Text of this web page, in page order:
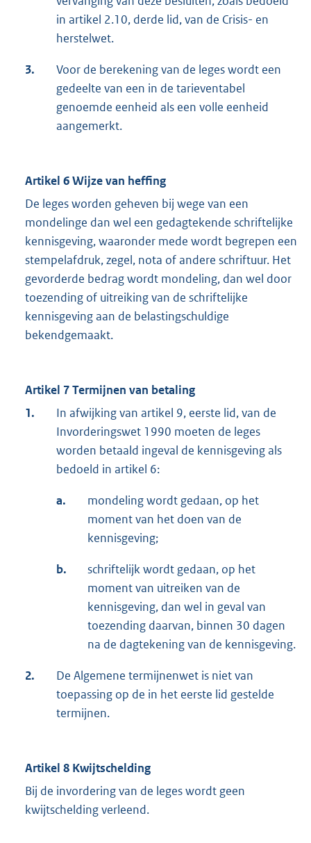
in artikel 2.10, derde lid, van de Crisis- en
herstelwet.
3.
Voor de berekening van de leges wordt een
gedeelte van een in de tarieventabel
genoemde eenheid als een volle eenheid
aangemerkt.
Artikel 6 Wijze van heffing
De leges worden geheven bij wege van een
mondelinge dan wel een gedagtekende schriftelijke
kennisgeving, waaronder mede wordt begrepen een
stempelafdruk, zegel, nota of andere schriftuur. Het
gevorderde bedrag wordt mondeling, dan wel door
toezending of uitreiking van de schriftelijke
kennisgeving aan de belastingschuldige
bekendgemaakt.
Artikel 7 Termijnen van betaling
1.
In afwijking van artikel 9, eerste lid, van de
Invorderingswet 1990 moeten de leges
worden betaald ingeval de kennisgeving als
bedoeld in artikel 6:
a.
mondeling wordt gedaan, op het
moment van het doen van de
kennisgeving;
b.
schriftelijk wordt gedaan, op het
moment van uitreiken van de
kennisgeving, dan wel in geval van
toezending daarvan, binnen 30 dagen
na de dagtekening van de kennisgeving.
2.
De Algemene termijnenwet is niet van
toepassing op de in het eerste lid gestelde
termijnen.
Artikel 8 Kwijtschelding
Bij de invordering van de leges wordt geen
kwijtschelding verleend.